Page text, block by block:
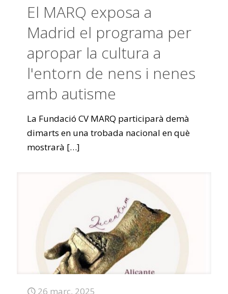
El MARQ exposa a
Madrid el programa per
apropar la cultura a
l'entorn de nens i nenes
amb autisme
La Fundació CV MARQ participarà demà
dimarts en una trobada nacional en què
mostrarà […]
26 març, 2025